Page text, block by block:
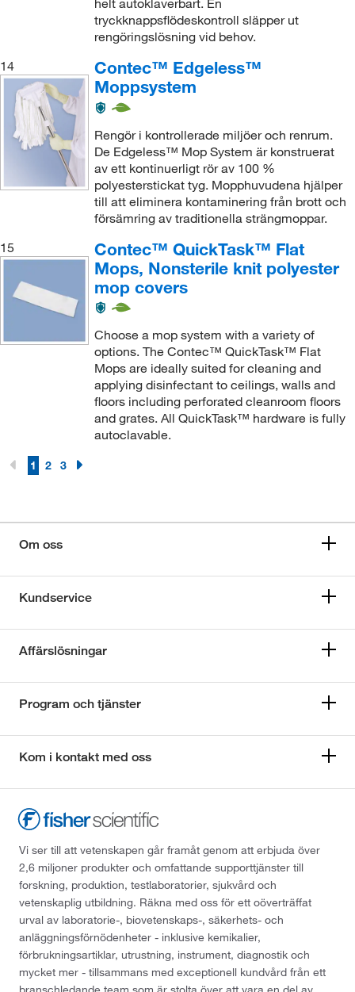
helt autoklaverbart. En
tryckknappsflödeskontroll släpper ut
rengöringslösning vid behov.
14
Contec™ Edgeless™
Moppsystem
Rengör i kontrollerade miljöer och renrum.
De Edgeless™ Mop System är konstruerat
av ett kontinuerligt rör av 100 %
polyesterstickat tyg. Mopphuvudena hjälper
till att eliminera kontaminering från brott och
försämring av traditionella strängmoppar.
15
Contec™ QuickTask™ Flat
Mops, Nonsterile knit polyester
mop covers
Choose a mop system with a variety of
options. The Contec™ QuickTask™ Flat
Mops are ideally suited for cleaning and
applying disinfectant to ceilings, walls and
floors including perforated cleanroom floors
and grates. All QuickTask™ hardware is fully
autoclavable.
1 2 3
Om oss
Kundservice
Affärslösningar
Program och tjänster
Kom i kontakt med oss
Vi ser till att vetenskapen går framåt genom att erbjuda över
2,6 miljoner produkter och omfattande supporttjänster till
forskning, produktion, testlaboratorier, sjukvård och
vetenskaplig utbildning. Räkna med oss för ett oöverträffat
urval av laboratorie-, biovetenskaps-, säkerhets- och
anläggningsförnödenheter - inklusive kemikalier,
förbrukningsartiklar, utrustning, instrument, diagnostik och
mycket mer - tillsammans med exceptionell kundvård från ett